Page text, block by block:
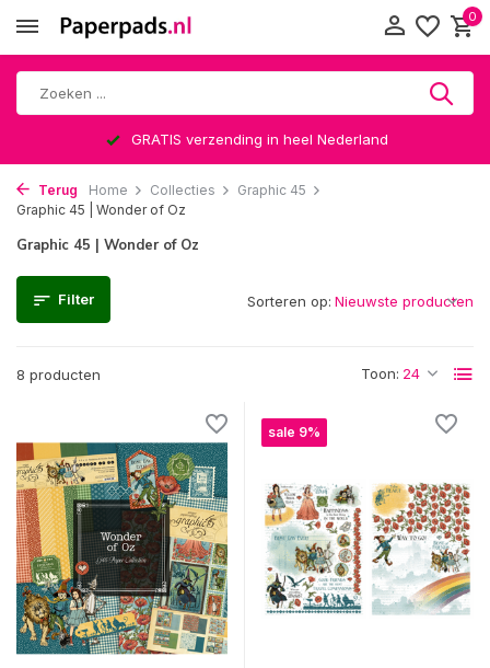
0
GRATIS verzending in heel Nederland
Terug Home Collecties
Graphic 45
Graphic 45 | Wonder of Oz
Graphic 45 | Wonder of Oz
Filter
8 producten Toon:
Sorteren op:
sale 9%